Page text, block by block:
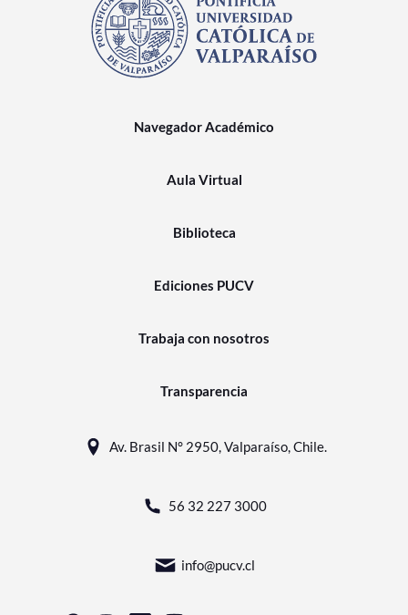
Navegador Académico
Aula Virtual
Biblioteca
Ediciones PUCV
Trabaja con nosotros
Transparencia
Av. Brasil N° 2950, Valparaíso, Chile.
56 32 227 3000
info@pucv.cl